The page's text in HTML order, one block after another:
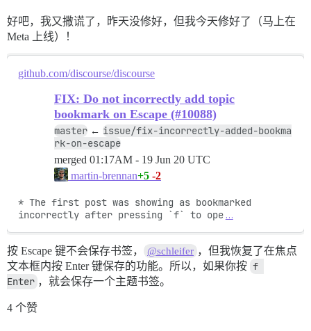
好吧，我又撒谎了，昨天没修好，但我今天修好了（马上在
Meta 上线）！
github.com/discourse/discourse
FIX: Do not incorrectly add topic
bookmark on Escape (#10088)
master ← issue/fix-incorrectly-added-bookma
rk-on-escape
merged 01:17AM - 19 Jun 20 UTC
martin-brennan+5 -2
* The first post was showing as bookmarked
incorrectly after pressing `f` to ope …
按 Escape 键不会保存书签， @schleifer ，但我恢复了在焦点
文本框内按 Enter 键保存的功能。所以，如果你按 f
Enter ，就会保存一个主题书签。
4 个赞